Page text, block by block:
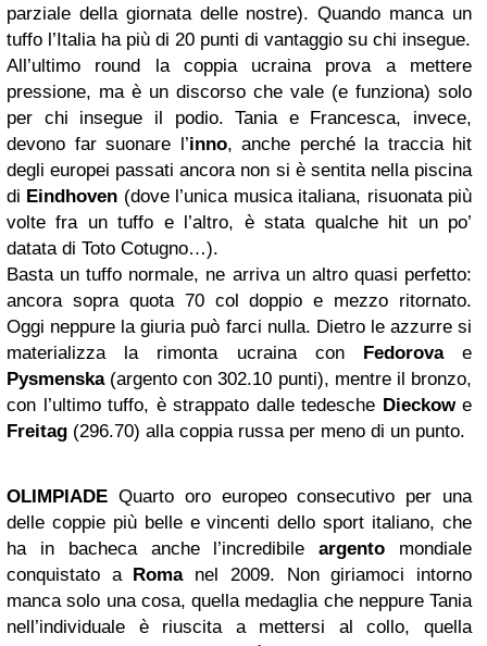
parziale della giornata delle nostre). Quando manca un
tuffo l’Italia ha più di 20 punti di vantaggio su chi insegue.
All’ultimo round la coppia ucraina prova a mettere
pressione, ma è un discorso che vale (e funziona) solo
per chi insegue il podio. Tania e Francesca, invece,
devono far suonare l’inno, anche perché la traccia hit
degli europei passati ancora non si è sentita nella piscina
di Eindhoven (dove l’unica musica italiana, risuonata più
volte fra un tuffo e l’altro, è stata qualche hit un po’
datata di Toto Cotugno…).
Basta un tuffo normale, ne arriva un altro quasi perfetto:
ancora sopra quota 70 col doppio e mezzo ritornato.
Oggi neppure la giuria può farci nulla. Dietro le azzurre si
materializza la rimonta ucraina con
Fedorovae
Pysmenska(argento con 302.10 punti), mentre il bronzo,
con l’ultimo tuffo, è strappato dalle tedesche Dieckowe
Freitag (296.70) alla coppia russa per meno di un punto.
OLIMPIADE Quarto oro europeo consecutivo per una
delle coppie più belle e vincenti dello sport italiano, che
ha in bacheca anche l’incredibileargento mondiale
conquistato a
Romanel 2009. Non giriamoci intorno
manca solo una cosa, quella medaglia che neppure Tania
nell’individuale è riuscita a mettersi al collo, quella